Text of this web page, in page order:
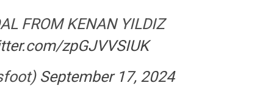
FROM KENAN YILDIZ
zpGJVVSIUK
September 17, 2024